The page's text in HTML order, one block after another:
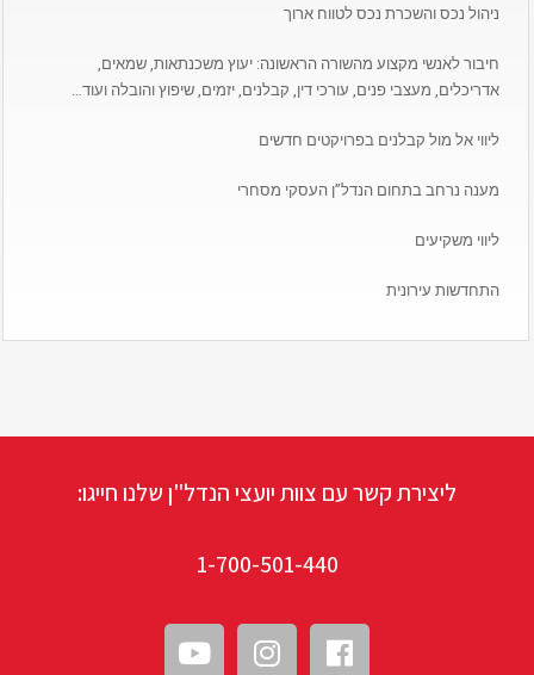
ניהול נכס והשכרת נכס לטווח ארוך
חיבור לאנשי מקצוע מהשורה הראשונה: יעוץ משכנתאות, שמאים,
אדריכלים, מעצבי פנים, עורכי דין, קבלנים, יזמים, שיפוץ והובלה ועוד…
ליווי אל מול קבלנים בפרויקטים חדשים
מענה נרחב בתחום הנדל”ן העסקי מסחרי
ליווי משקיעים
התחדשות עירונית
ליצירת קשר עם צוות יועצי הנדל"ן שלנו חייגו:
1-700-501-440